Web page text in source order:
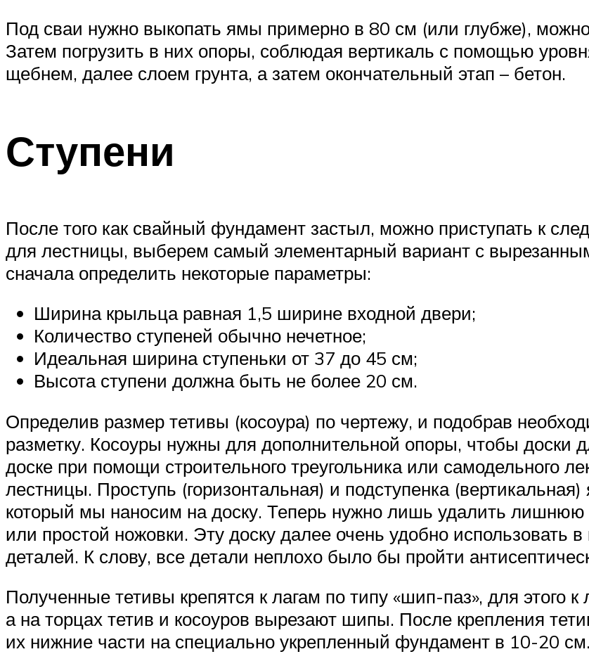
Под сваи нужно выкопать ямы примерно в 80 см (или глубже),
Затем погрузить в них опоры, соблюдая вертикаль с помощью
щебнем, далее слоем грунта, а затем окончательный этап – бетон.
Ступени
После того как свайный фундамент застыл, можно приступать к
для лестницы, выберем самый элементарный вариант с
сначала определить некоторые параметры:
Ширина крыльца равная 1,5 ширине входной двери;
Количество ступеней обычно нечетное;
Идеальная ширина ступеньки от 37 до 45 см;
Высота ступени должна быть не более 20 см.
Определив размер тетивы (косоура) по чертежу, и подобрав
разметку. Косоуры нужны для дополнительной опоры, чтобы доски
доске при помощи строительного треугольника или самодельного
лестницы. Проступь (горизонтальная) и подступенка
который мы наносим на доску. Теперь нужно лишь удалить лишнюю
или простой ножовки. Эту доску далее очень удобно использовать
деталей. К слову, все детали неплохо было бы пройти
Полученные тетивы крепятся к лагам по типу «шип-паз», для этого
а на торцах тетив и косоуров вырезают шипы. После крепления
их нижние части на специально укрепленный фундамент в 10-20 см.